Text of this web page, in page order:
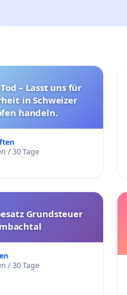
– Lasst uns für
in Schweizer
handeln.
/ 30 Tage
Grundsteuer
/ 30 Tage